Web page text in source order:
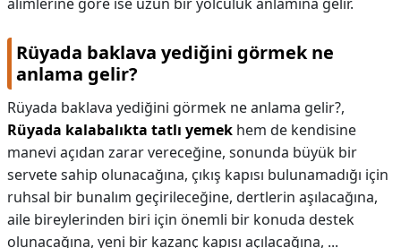
Rüyada baklava yediğini görmek ne
anlama gelir?
Rüyada baklava yediğini görmek ne anlama gelir?,
Rüyada kalabalıkta tatlı yemek hem de kendisine
manevi açıdan zarar vereceğine, sonunda büyük bir
servete sahip olunacağına, çıkış kapısı bulunamadığı için
ruhsal bir bunalım geçirileceğine, dertlerin aşılacağına,
aile bireylerinden biri için önemli bir konuda destek
olunacağına, yeni bir kazanç kapısı açılacağına, ...